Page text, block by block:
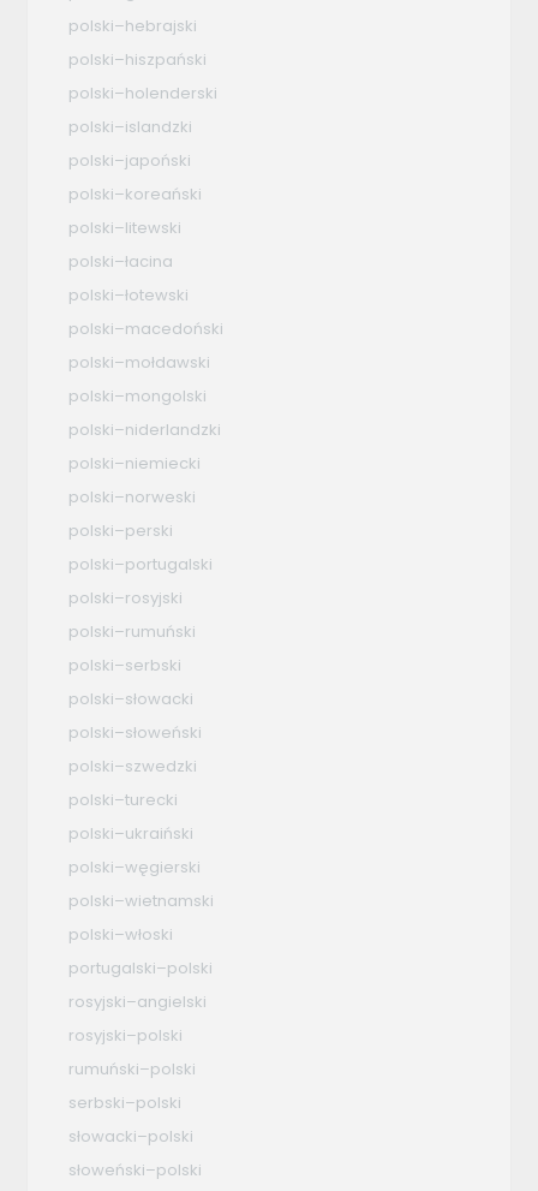
polski–hebrajski
polski–hiszpański
polski–holenderski
polski–islandzki
polski–japoński
polski–koreański
polski–litewski
polski–łacina
polski–łotewski
polski–macedoński
polski–mołdawski
polski–mongolski
polski–niderlandzki
polski–niemiecki
polski–norweski
polski–perski
polski–portugalski
polski–rosyjski
polski–rumuński
polski–serbski
polski–słowacki
polski–słoweński
polski–szwedzki
polski–turecki
polski–ukraiński
polski–węgierski
polski–wietnamski
polski–włoski
portugalski–polski
rosyjski–angielski
rosyjski–polski
rumuński–polski
serbski–polski
słowacki–polski
słoweński–polski